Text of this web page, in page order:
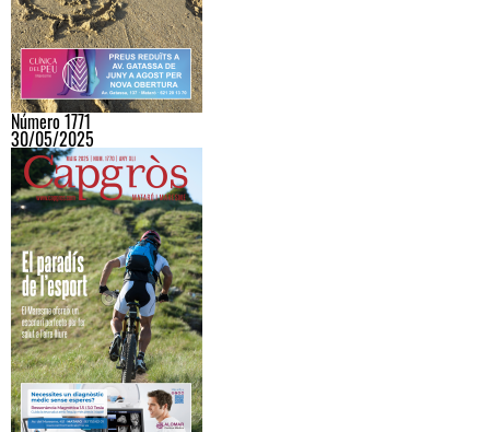
Número 1771
30/05/2025